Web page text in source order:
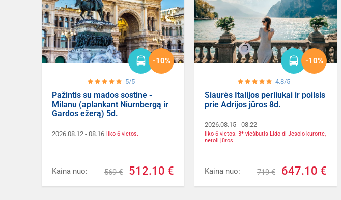
5/5
-10%
Pažintis su mados sostine -
Milanu (aplankant Niurnbergą ir
Gardos ežerą) 5d.
2026.08.12 - 08.16 liko 6 vietos.
Kaina nuo: 569 € 512.10 €
4.8/5
-10%
Šiaurės Italijos perliukai ir poilsis
prie Adrijos jūros 8d.
2026.08.15 - 08.22
liko 6 vietos. 3* viešbutis Lido di Jesolo kurorte,
netoli jūros.
Kaina nuo: 719 € 647.10 €